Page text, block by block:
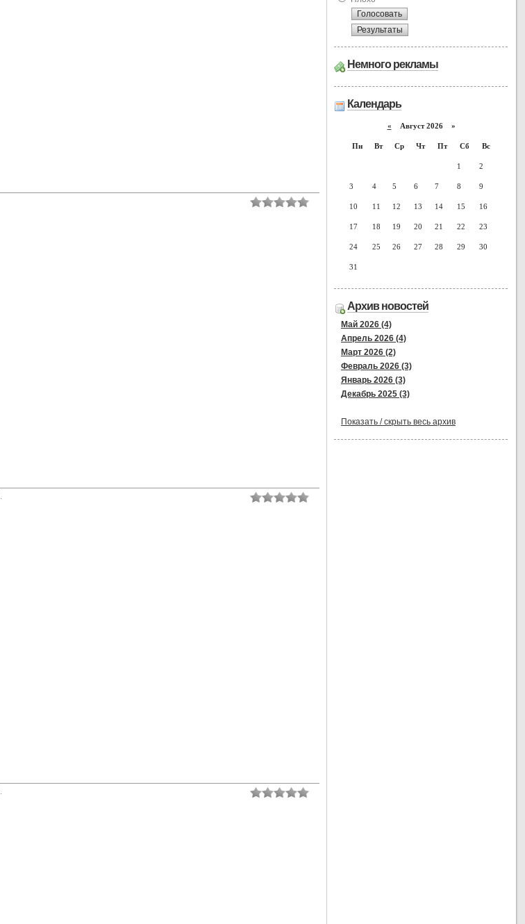
Немного рекламы
Календарь
« Август 2026 »
Пн Вт Ср Чт Пт Сб Вс
1 2
3 4 5 6 7 8 9
10 11 12 13 14 15 16
17 18 19 20 21 22 23
24 25 26 27 28 29 30
31
Архив новостей
Май 2026 (4)
Апрель 2026 (4)
Март 2026 (2)
Февраль 2026 (3)
Январь 2026 (3)
Декабрь 2025 (3)
Показать / скрыть весь архив